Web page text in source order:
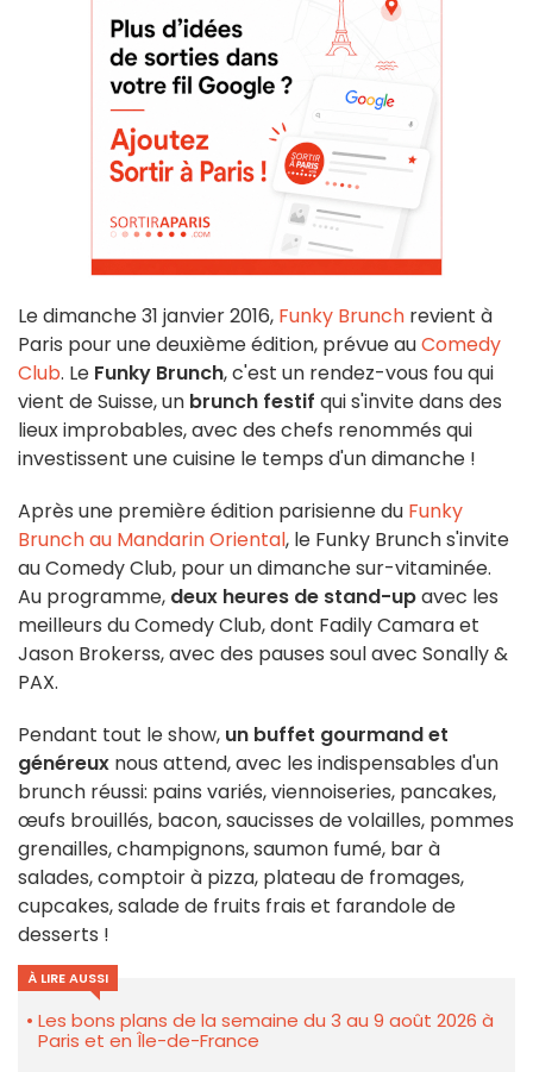
Le dimanche 31 janvier 2016, Funky Brunch revient à
Paris pour une deuxième édition, prévue auComedy
Club. Le Funky Brunch, c'est un rendez-vous fou qui
vient de Suisse, un brunch festif qui s'invite dans des
lieux improbables, avec des chefs renommés qui
investissent une cuisine le temps d'un dimanche !
Après une première édition parisienne du Funky
Brunch au Mandarin Oriental, le Funky Brunch s'invite
au Comedy Club, pour un dimanche sur-vitaminée.
Au programme, deux heures de stand-upavec les
meilleurs du Comedy Club, dont Fadily Camara et
Jason Brokerss, avec des pauses soul avec Sonally &
PAX.
Pendant tout le show, un buffet gourmand et
généreux nous attend, avec les indispensables d'un
brunch réussi: pains variés, viennoiseries, pancakes,
œufs brouillés, bacon, saucisses de volailles, pommes
grenailles, champignons, saumon fumé, bar à
salades, comptoir à pizza, plateau de fromages,
cupcakes, salade de fruits frais et farandole de
desserts !
À LIRE AUSSI
Les bons plans de la semaine du 3 au 9 août 2026 à
Paris et en Île-de-France